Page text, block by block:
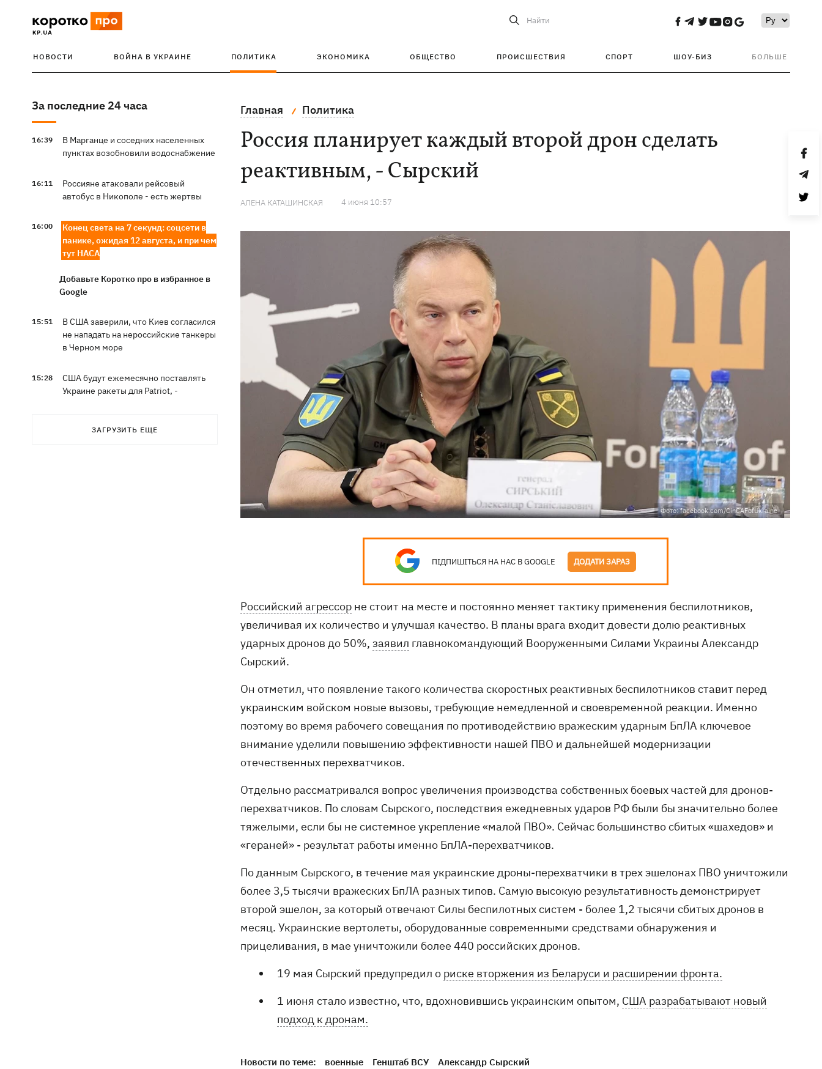
Найти
НОВОСТИ ВОЙНА В УКРАИНЕ ПОЛИТИКА ЭКОНОМИКА ОБЩЕСТВО ПРОИСШЕСТВИЯ СПОРТ ШОУ-БИЗ БОЛЬШЕ
За последние 24 часа
16:39
В Марганце и соседних населенных
пунктах возобновили водоснабжение
16:11
Россияне атаковали рейсовый
автобус в Никополе - есть жертвы
16:00
Конец света на 7 секунд: соцсети в
панике, ожидая 12 августа, и при чем
тут НАСА
Добавьте Коротко про в избранное в
Google
15:51
В США заверили, что Киев согласился
не нападать на нероссийские танкеры
в Черном море
15:28
США будут ежемесячно поставлять
Украине ракеты для Patriot, -
В Польше опровергли заявления о
ЗАГРУЗИТЬ ЕЩЕ
Главная Политика
Россия планирует каждый второй дрон сделать
реактивным, - Сырский
АЛЕНА КАТАШИНСКАЯ 4 июня 10:57
Фото: facebook.com/CinCAFofUkraine
ПІДПИШІТЬСЯ НА НАС В GOOGLE ДОДАТИ ЗАРАЗ
Российский агрессор не стоит на месте и постоянно меняет тактику применения беспилотников,
увеличивая их количество и улучшая качество. В планы врага входит довести долю реактивных
ударных дронов до 50%, заявил главнокомандующий Вооруженными Силами Украины Александр
Сырский.
Он отметил, что появление такого количества скоростных реактивных беспилотников ставит перед
украинским войском новые вызовы, требующие немедленной и своевременной реакции. Именно
поэтому во время рабочего совещания по противодействию вражеским ударным БпЛА ключевое
внимание уделили повышению эффективности нашей ПВО и дальнейшей модернизации
отечественных перехватчиков.
Отдельно рассматривался вопрос увеличения производства собственных боевых частей для дронов-
перехватчиков. По словам Сырского, последствия ежедневных ударов РФ были бы значительно более
тяжелыми, если бы не системное укрепление «малой ПВО». Сейчас большинство сбитых «шахедов» и
«гераней» - результат работы именно БпЛА-перехватчиков.
По данным Сырского, в течение мая украинские дроны-перехватчики в трех эшелонах ПВО уничтожили
более 3,5 тысячи вражеских БпЛА разных типов. Самую высокую результативность демонстрирует
второй эшелон, за который отвечают Силы беспилотных систем - более 1,2 тысячи сбитых дронов в
месяц. Украинские вертолеты, оборудованные современными средствами обнаружения и
прицеливания, в мае уничтожили более 440 российских дронов.
19 мая Сырский предупредил о риске вторжения из Беларуси и расширении фронта.
1 июня стало известно, что, вдохновившись украинским опытом, США разрабатывают новый
подход к дронам.
Новости по теме: военные Генштаб ВСУ Александр Сырский